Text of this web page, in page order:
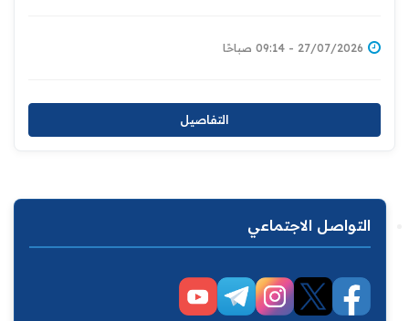
27/07/2026 - 09:14 صباحًا
التفاصيل
التواصل الاجتماعي